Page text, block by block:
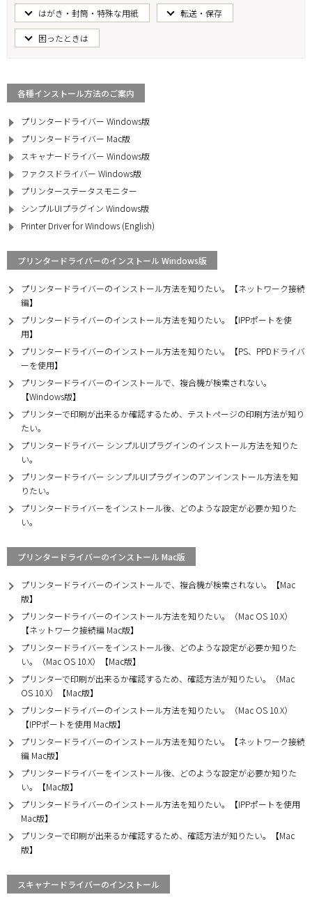
はがき・封筒・特殊な用紙 転送・保存
困ったときは
各種インストール方法のご案内
プリンタードライバー Windows版
プリンタードライバー Mac版
スキャナードライバー Windows版
ファクスドライバー Windows版
プリンターステータスモニター
シンプルUIプラグイン Windows版
Printer Driver for Windows (English)
プリンタードライバーのインストール Windows版
プリンタードライバーのインストール方法を知りたい。【ネットワーク接続
編】
プリンタードライバーのインストール方法を知りたい。【IPPポートを使
用】
プリンタードライバーのインストール方法を知りたい。【PS、PPDドライバ
ーを使用】
プリンタードライバーのインストールで、複合機が検索されない。
【Windows版】
プリンターで印刷が出来るか確認するため、テストページの印刷方法が知り
たい。
プリンタードライバー シンプルUIプラグインのインストール方法を知りた
い。
プリンタードライバー シンプルUIプラグインのアンインストール方法を知
りたい。
プリンタードライバーをインストール後、どのような設定が必要か知りた
い。
プリンタードライバーのインストール Mac版
プリンタードライバーのインストールで、複合機が検索されない。【Mac
版】
プリンタードライバーのインストール方法を知りたい。（Mac OS 10.X）
【ネットワーク接続編 Mac版】
プリンタードライバーをインストール後、どのような設定が必要か知りた
い。（Mac OS 10.X）【Mac版】
プリンターで印刷が出来るか確認するため、確認方法が知りたい。（Mac
OS 10.X）【Mac版】
プリンタードライバーのインストール方法を知りたい。（Mac OS 10.X）
【IPPポートを使用 Mac版】
プリンタードライバーのインストール方法を知りたい。【ネットワーク接続
編 Mac版】
プリンタードライバーをインストール後、どのような設定が必要か知りた
い。【Mac版】
プリンタードライバーのインストール方法を知りたい。【IPPポートを使用
Mac版】
プリンターで印刷が出来るか確認するため、確認方法が知りたい。【Mac
版】
スキャナードライバーのインストール